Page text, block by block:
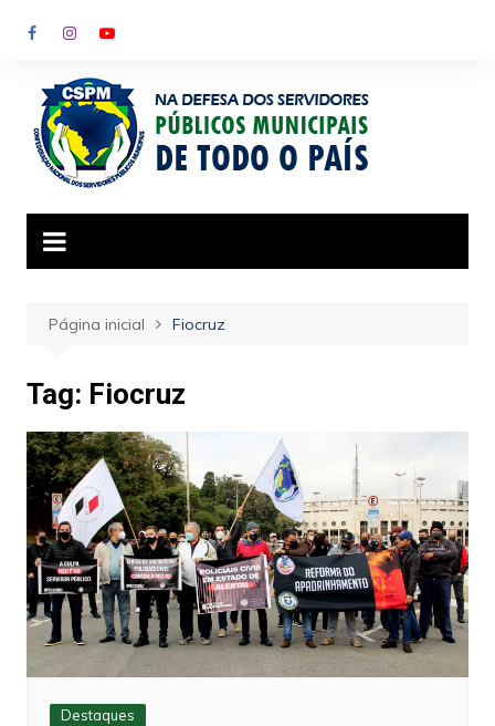
para
conteúdo
Página inicial Fiocruz
Tag: Fiocruz
Destaques